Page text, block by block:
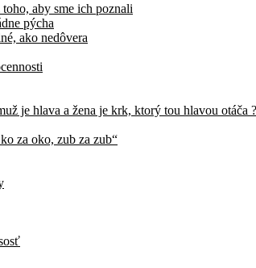
aby sme ich poznali
pýcha
ako nedôvera
je hlava a žena je krk, ktorý tou hlavou otáča ?
za oko, zub za zub“